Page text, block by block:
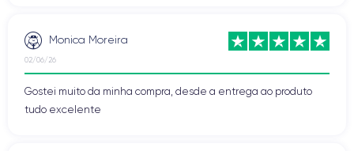
Monica Moreira
02/06/26
Gostei muito da minha compra, desde a entrega ao produto
tudo excelente